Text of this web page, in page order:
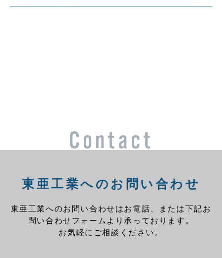
Contact
東亜工業へのお問い合わせ
東亜工業へのお問い合わせはお電話、または下記お
問い合わせフォームより承っております。
お気軽にご相談ください。